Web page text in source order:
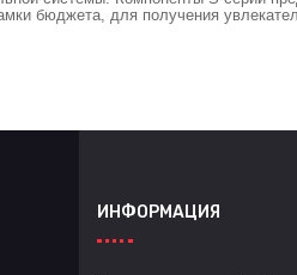
бюджета, для получения
ИНФОРМАЦИЯ